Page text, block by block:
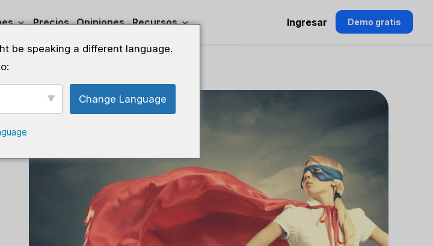
Precios Opiniones Recursos Ingresar Demo gratis
be speaking a different language.
Change Language